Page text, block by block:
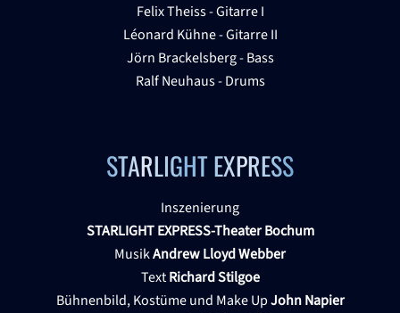
Felix Theiss - Gitarre I
Léonard Kühne - Gitarre II
Jörn Brackelsberg - Bass
Ralf Neuhaus - Drums
STARLIGHT EXPRESS
Inszenierung
STARLIGHT EXPRESS-Theater Bochum
MusikAndrew Lloyd Webber
TextRichard Stilgoe
Bühnenbild, Kostüme und Make UpJohn Napier